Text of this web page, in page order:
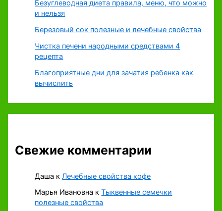
Безуглеводная диета правила, меню, что можно
и нельзя
Березовый сок полезные и лечебные свойства
Чистка печени народными средствами 4
рецепта
Благоприятные дни для зачатия ребенка как
вычислить
Свежие комментарии
Даша кЛечебные свойства кофе
Марья Ивановна кТыквенные семечки
полезные свойства